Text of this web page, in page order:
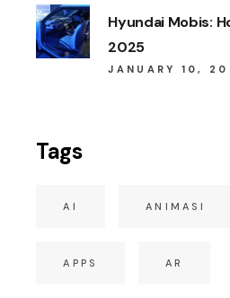
Hyundai Mobis:
2025
JANUARY 10,
Tags
AI ANIMASI
APPS AR